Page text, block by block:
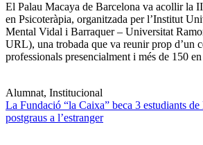
El Palau Macaya de Barcelona va acollir la
en Psicoteràpia, organitzada per l’Institut
Mental Vidal i Barraquer – Universitat
URL), una trobada que va reunir prop d’un
professionals presencialment i més de 150
Alumnat, Institucional
La Fundació “la Caixa” beca 3 estudiants
postgraus a l’estranger